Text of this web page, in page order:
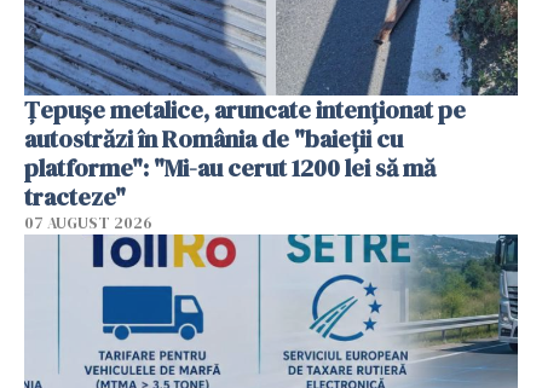
Țepușe metalice, aruncate intenționat pe
autostrăzi în România de "baieții cu
platforme": "Mi-au cerut 1200 lei să mă
tracteze"
07 AUGUST 2026